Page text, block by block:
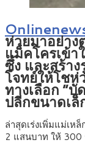
ห่วยมาอย่าง
แม็คโครเข้
ซึ้ง และสร้า
โจทย์ให้โชห่
ทางเลือก “
ปลีกขนาดเล็
ล่าสุดเร่งเพิ่มแม่เห
2 แสนบาท ให้ 300